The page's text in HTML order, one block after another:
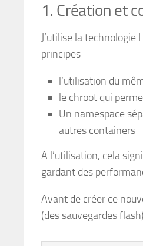
1. Création et
J’utilise la
principes
l’utilisation du
le chroot qui
Un namespace
autres containers
A l’utilisation, cela
gardant des
Avant de créer ce
(des sauvegardes